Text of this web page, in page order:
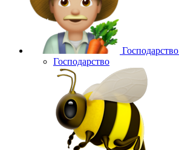
Господарство
Господарство